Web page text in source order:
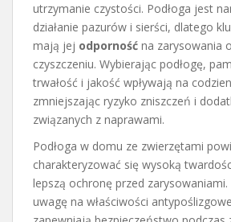
utrzymanie czystości. Podłoga jest
działanie pazurów i sierści, dlatego
mają jej odporność na zarysowania
czyszczeniu. Wybierając podłogę,
trwałość i jakość wpływają na
zmniejszając ryzyko zniszczeń i
związanych z naprawami.
Podłoga w domu ze zwierzętami
charakteryzować się wysoką
lepszą ochronę przed
uwagę na właściwości